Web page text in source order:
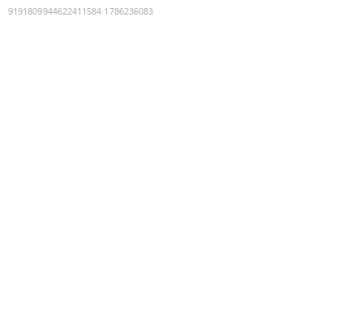
9191809944622411584:1786236083